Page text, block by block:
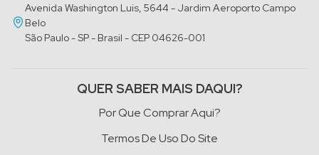
Avenida Washington Luis, 5644 - Jardim Aeroporto Campo
Belo
São Paulo - SP - Brasil - CEP 04626-001
QUER SABER MAIS DAQUI?
Por Que Comprar Aqui?
Termos De Uso Do Site